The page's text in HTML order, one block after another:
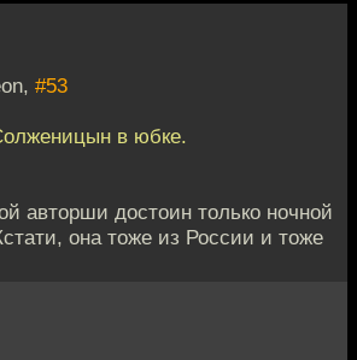
#53
в юбке.
авторши достоин только ночной
она тоже из России и тоже